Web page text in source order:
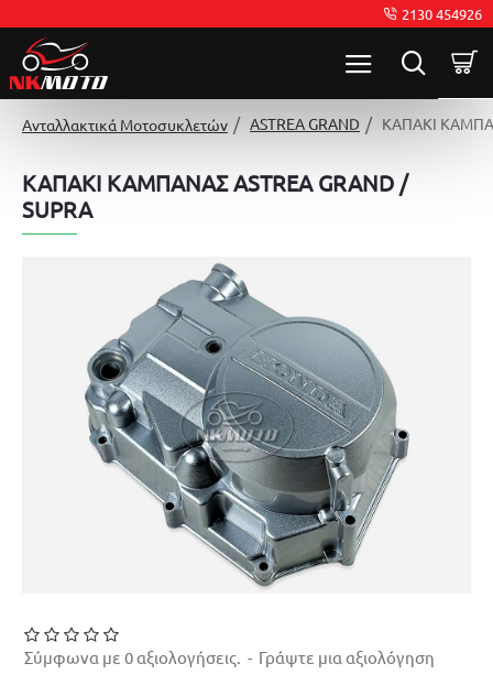
2130 454926
Ανταλλακτικά Μοτοσυκλετών ASTREA GRAND ΚΑΠΑΚΙ
ΚΑΠΑΚΙ ΚΑΜΠΑΝΑΣ ASTREA GRAND /
SUPRA
Σύμφωνα με 0 αξιολογήσεις. - Γράψτε μια αξιολόγηση